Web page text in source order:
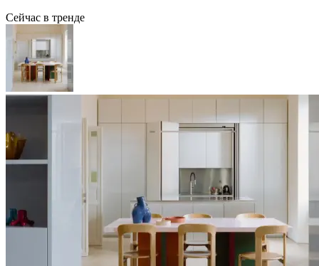
Сейчас в тренде